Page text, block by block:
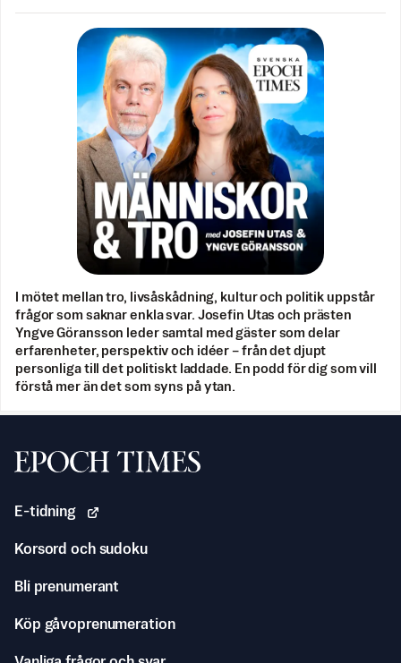
I mötet mellan tro, livsåskådning, kultur och politik uppstår
frågor som saknar enkla svar. Josefin Utas och prästen
Yngve Göransson leder samtal med gäster som delar
erfarenheter, perspektiv och idéer – från det djupt
personliga till det politiskt laddade. En podd för dig som vill
förstå mer än det som syns på ytan.
Svenska Epoch Times
E-tidning
Korsord och sudoku
Bli prenumerant
Köp gåvoprenumeration